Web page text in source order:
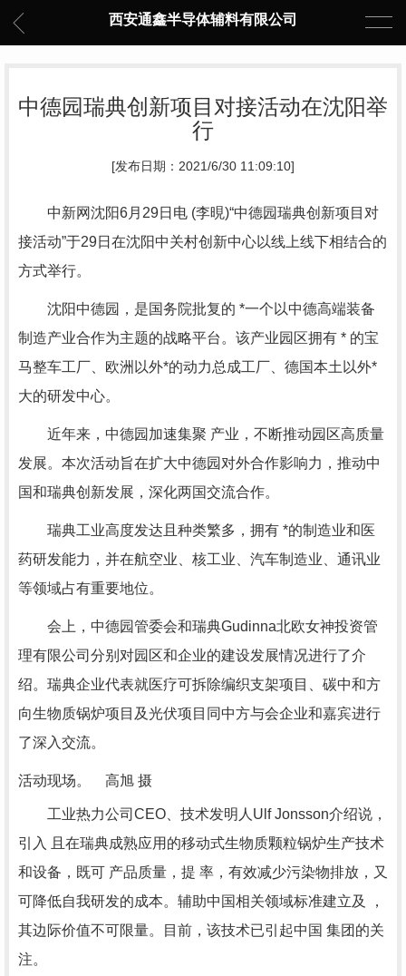
西安通鑫半导体辅料有限公司
中德园瑞典创新项目对接活动在沈阳举
行
[发布日期：2021/6/30 11:09:10]
中新网沈阳6月29日电 (李晛)“中德园瑞典创新项目对
接活动”于29日在沈阳中关村创新中心以线上线下相结合的
方式举行。
沈阳中德园，是国务院批复的 *一个以中德高端装备
制造产业合作为主题的战略平台。该产业园区拥有 * 的宝
马整车工厂、欧洲以外*的动力总成工厂、德国本土以外*
大的研发中心。
近年来，中德园加速集聚 产业，不断推动园区高质量
发展。本次活动旨在扩大中德园对外合作影响力，推动中
国和瑞典创新发展，深化两国交流合作。
瑞典工业高度发达且种类繁多，拥有 *的制造业和医
药研发能力，并在航空业、核工业、汽车制造业、通讯业
等领域占有重要地位。
会上，中德园管委会和瑞典Gudinna北欧女神投资管
理有限公司分别对园区和企业的建设发展情况进行了介
绍。瑞典企业代表就医疗可拆除编织支架项目、碳中和方
向生物质锅炉项目及光伏项目同中方与会企业和嘉宾进行
了深入交流。
活动现场。 高旭 摄
工业热力公司CEO、技术发明人Ulf Jonsson介绍说，
引入 且在瑞典成熟应用的移动式生物质颗粒锅炉生产技术
和设备，既可 产品质量，提 率，有效减少污染物排放，又
可降低自我研发的成本。辅助中国相关领域标准建立及 ，
其边际价值不可限量。目前，该技术已引起中国 集团的关
注。